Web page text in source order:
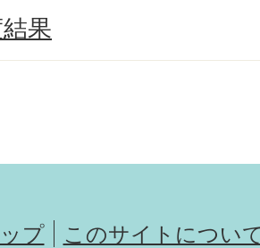
果
プ
このサイトについ